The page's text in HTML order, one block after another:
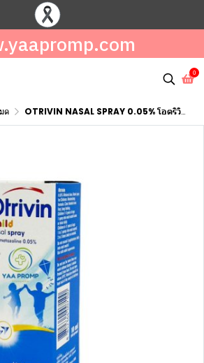
0
ด OTRIVIN NASAL SPRAY 0.05% โอตริวิน สเปรย์พ่นจมูก สำหรับเด็ก